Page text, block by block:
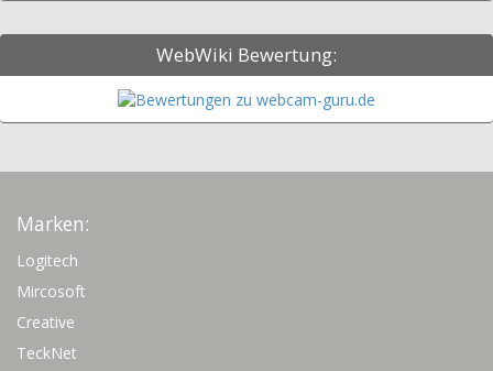
WebWiki Bewertung:
Marken:
Logitech
Mircosoft
Creative
TeckNet